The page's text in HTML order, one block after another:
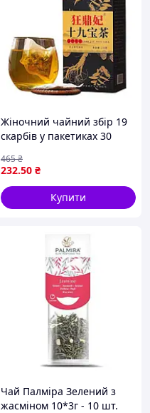
Жіночний чайний збір 19
скарбів у пакетиках 30
та насолоди
232.50 ₴
465₴
Купити
Чай Палміра Зелений з
жасміном 10*3г - 10 шт.